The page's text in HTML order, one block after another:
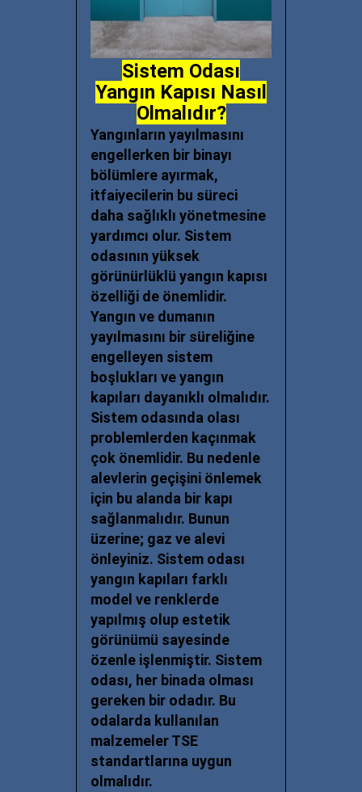
Sistem Odası
Yangın Kapısı Nasıl
Olmalıdır?
Yangınların yayılmasını
engellerken bir binayı
bölümlere ayırmak,
itfaiyecilerin bu süreci
daha sağlıklı yönetmesine
yardımcı olur. Sistem
odasının yüksek
görünürlüklü yangın kapısı
özelliği de önemlidir.
Yangın ve dumanın
yayılmasını bir süreliğine
engelleyen sistem
boşlukları ve yangın
kapıları dayanıklı olmalıdır.
Sistem odasında olası
problemlerden kaçınmak
çok önemlidir. Bu nedenle
alevlerin geçişini önlemek
için bu alanda bir kapı
sağlanmalıdır. Bunun
üzerine; gaz ve alevi
önleyiniz. Sistem odası
yangın kapıları farklı
model ve renklerde
yapılmış olup estetik
görünümü sayesinde
özenle işlenmiştir. Sistem
odası, her binada olması
gereken bir odadır. Bu
odalarda kullanılan
malzemeler TSE
standartlarına uygun
olmalıdır.